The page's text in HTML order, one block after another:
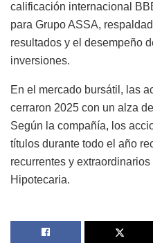
calificación internacional
para Grupo ASSA,
resultados y el desempeño
inversiones.
En el mercado bursátil, las
cerraron 2025 con un alza
Según la compañía, los
títulos durante todo el año
recurrentes y
Hipotecaria.